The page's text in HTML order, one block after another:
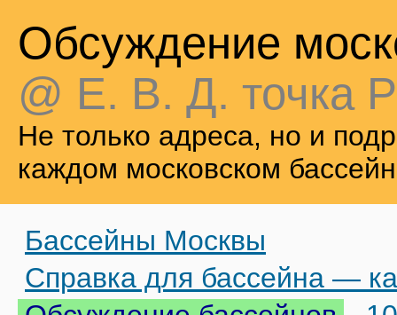
Обсуждение
@ Е. В. Д. точка
Не только адреса, но и
каждом московском
Бассейны Москвы
Справка для бассейна —